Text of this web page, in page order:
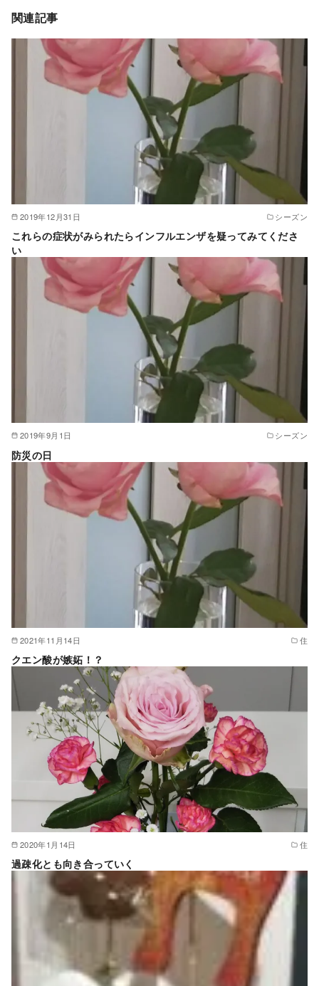
関連記事
2019年12月31日 シーズン
これらの症状がみられたらインフルエンザを疑ってみてくださ
い
2019年9月1日 シーズン
防災の日
2021年11月14日 住
クエン酸が嫉妬！？
2020年1月14日 住
過疎化とも向き合っていく